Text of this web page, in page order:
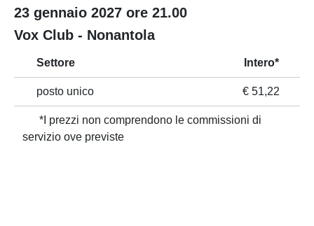
23 gennaio 2027 ore 21.00
Vox Club - Nonantola
Settore Intero*
posto unico € 51,22
*I prezzi non comprendono le commissioni di
servizio ove previste